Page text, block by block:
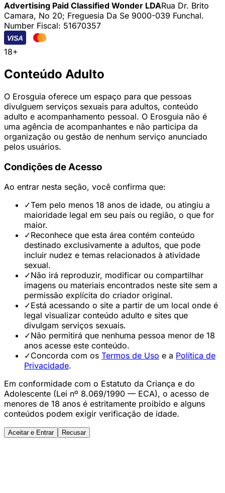
Advertising Paid Classified Wonder LDARua Dr. Brito
Camara, No 20; Freguesia Da Se 9000-039 Funchal.
Number Fiscal: 51670357
VISA
18+
Conteúdo Adulto
O Erosguia oferece um espaço para que pessoas
divulguem serviços sexuais para adultos, conteúdo
adulto e acompanhamento pessoal. O Erosguia não é
uma agência de acompanhantes e não participa da
organização ou gestão de nenhum serviço anunciado
pelos usuários.
Condições de Acesso
Ao entrar nesta seção, você confirma que:
✓Tem pelo menos 18 anos de idade, ou atingiu a
maioridade legal em seu país ou região, o que for
maior.
✓Reconhece que esta área contém conteúdo
destinado exclusivamente a adultos, que pode
incluir nudez e temas relacionados à atividade
sexual.
✓Não irá reproduzir, modificar ou compartilhar
imagens ou materiais encontrados neste site sem a
permissão explícita do criador original.
✓Está acessando o site a partir de um local onde é
legal visualizar conteúdo adulto e sites que
divulgam serviços sexuais.
✓Não permitirá que nenhuma pessoa menor de 18
anos acesse este conteúdo.
✓Concorda com os Termos de Uso e a Política de
Privacidade.
Em conformidade com o Estatuto da Criança e do
Adolescente (Lei nº 8.069/1990 — ECA), o acesso de
menores de 18 anos é estritamente proibido e alguns
conteúdos podem exigir verificação de idade.
Aceitar e Entrar Recusar